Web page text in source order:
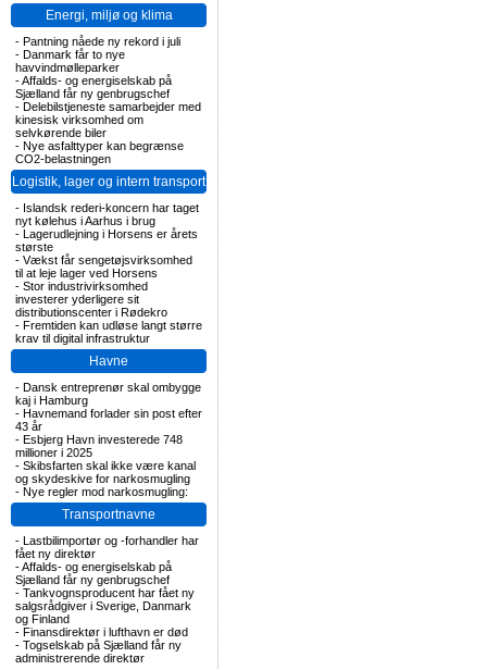
Energi, miljø og klima
- Pantning nåede ny rekord i juli
- Danmark får to nye
havvindmølleparker
-Affalds- og energiselskab på
Sjælland får ny genbrugschef
- Delebilstjeneste samarbejder med
kinesisk virksomhed om
selvkørende biler
- Nye asfalttyper kan begrænse
CO2-belastningen
Logistik, lager og intern transport
- Islandsk rederi-koncern har taget
nyt kølehus i Aarhus i brug
- Lagerudlejning i Horsens er årets
største
- Vækst får sengetøjsvirksomhed
til at leje lager ved Horsens
- Stor industrivirksomhed
investerer yderligere sit
distributionscenter i Rødekro
- Fremtiden kan udløse langt større
krav til digital infrastruktur
Havne
- Dansk entreprenør skal ombygge
kaj i Hamburg
- Havnemand forlader sin post efter
43 år
- Esbjerg Havn investerede 748
millioner i 2025
- Skibsfarten skal ikke være kanal
og skydeskive for narkosmugling
- Nye regler mod narkosmugling:
Transportnavne
- Lastbilimportør og -forhandler har
fået ny direktør
-Affalds- og energiselskab på
Sjælland får ny genbrugschef
- Tankvognsproducent har fået ny
salgsrådgiver i Sverige, Danmark
og Finland
- Finansdirektør i lufthavn er død
- Togselskab på Sjælland får ny
administrerende direktør